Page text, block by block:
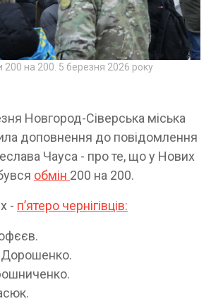
200 на 200. 5 березня 2026 року
Новгород-Сіверська міська
доповнення до повідомлення
Чауса - про те, що у Нових
обмін 200 на 200.
- пʼятеро чернігівців: